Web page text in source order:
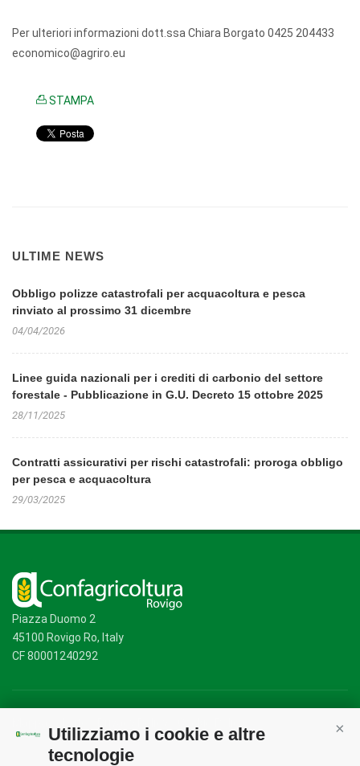
Utilizziamo i cookie e altre
tecnologie
Per ulteriori informazioni dott.ssa Chiara Borgato 0425 204433
economico@agriro.eu
STAMPA
ULTIME NEWS
Obbligo polizze catastrofali per acquacoltura e pesca
rinviato al prossimo 31 dicembre
04/04/2026
Linee guida nazionali per i crediti di carbonio del settore
forestale - Pubblicazione in G.U. Decreto 15 ottobre 2025
28/11/2025
Contratti assicurativi per rischi catastrofali: proroga obbligo
per pesca e acquacoltura
29/03/2025
Piazza Duomo 2
45100 Rovigo Ro, Italy
CF 80001240292